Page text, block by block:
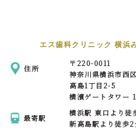
エス歯科クリニック 横浜
住所
〒 220-0011
神奈川県横浜市西区
高島1丁目2-5
横濱ゲートタワー
最寄駅
横浜駅 東口より徒
新高島駅より徒歩2